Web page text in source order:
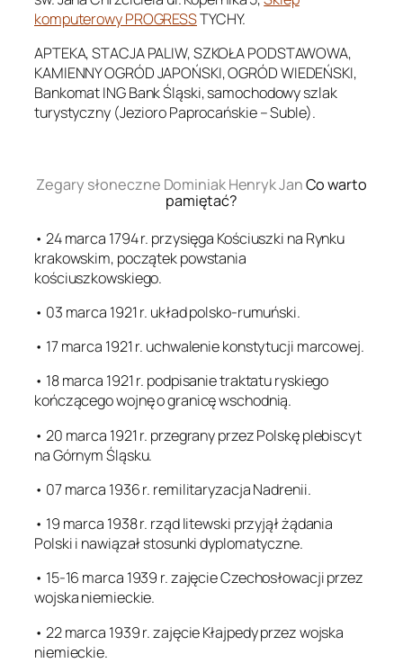
komputerowy PROGRESSTYCHY.
APTEKA, STACJA PALIW, SZKOŁA PODSTAWOWA,
KAMIENNY OGRÓD JAPOŃSKI, OGRÓD WIEDEŃSKI,
Bankomat ING Bank Śląski, samochodowy szlak
turystyczny (Jezioro Paprocańskie – Suble).
Zegary słoneczne Dominiak Henryk JanCo warto
pamiętać?
• 24 marca 1794 r. przysięga Kościuszki na Rynku
krakowskim, początek powstania
kościuszkowskiego.
• 03 marca 1921 r. układ polsko-rumuński.
• 17 marca 1921 r. uchwalenie konstytucji marcowej.
• 18 marca 1921 r. podpisanie traktatu ryskiego
kończącego wojnę o granicę wschodnią.
• 20 marca 1921 r. przegrany przez Polskę plebiscyt
na Górnym Śląsku.
• 07 marca 1936 r. remilitaryzacja Nadrenii.
• 19 marca 1938 r. rząd litewski przyjął żądania
Polski i nawiązał stosunki dyplomatyczne.
• 15-16 marca 1939 r. zajęcie Czechosłowacji przez
wojska niemieckie.
• 22 marca 1939 r. zajęcie Kłajpedy przez wojska
niemieckie.